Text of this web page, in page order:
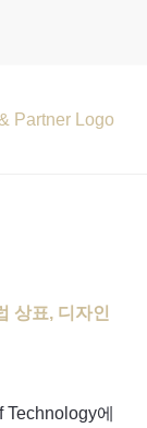
상표, 디자인
에